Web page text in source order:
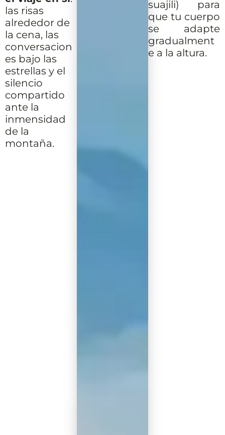
las risas
alrededor de
la cena, las
conversacion
es bajo las
estrellas y el
silencio
compartido
ante la
inmensidad
de la
montaña.
suajili) para
que tu cuerpo
se adapte
gradualment
e a la altura.